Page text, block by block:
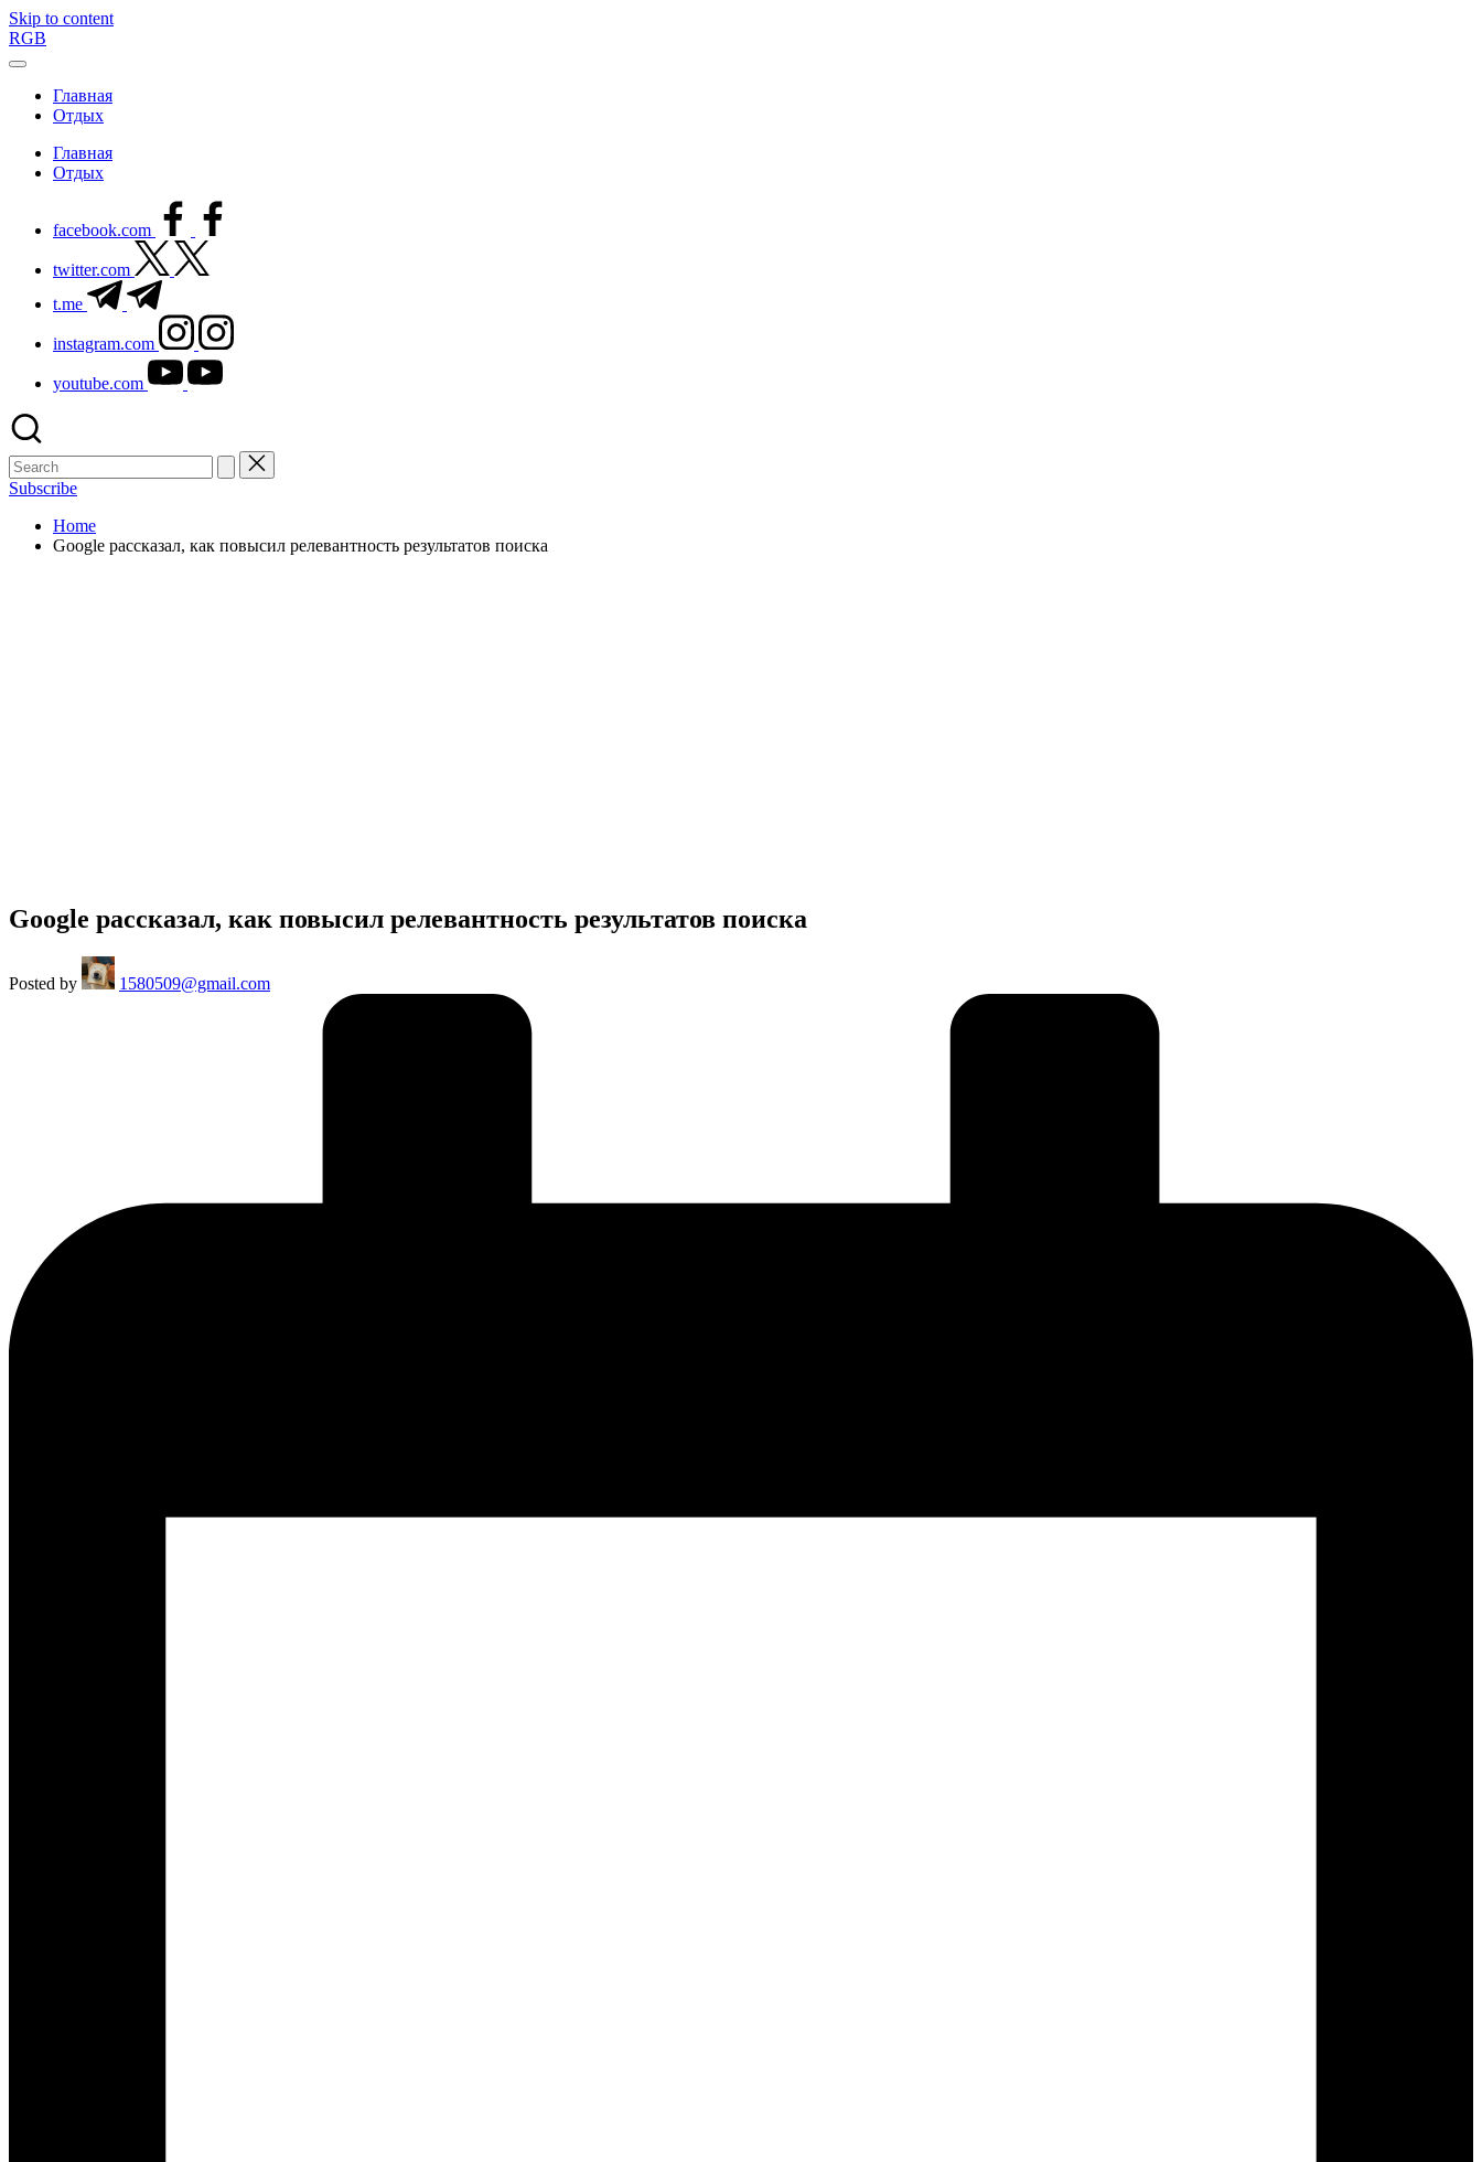
Skip to content
RGB
Главная
Отдых
Главная
Отдых
facebook.com
twitter.com
t.me
instagram.com
youtube.com
Subscribe
Home
Google рассказал, как повысил релевантность результатов поиска
Google рассказал, как повысил релевантность результатов поиска
Posted by 1580509@gmail.com